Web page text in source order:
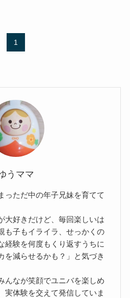
1
うママ
っただ中の年子兄妹を育てて
大好きだけど、毎回楽しいは
子もイライラ、せっかくの
経験を何度もくり返すうちに
を減らせるかも？」と気づき
んなが笑顔でユニバを楽しめ
実体験を交えて発信していま